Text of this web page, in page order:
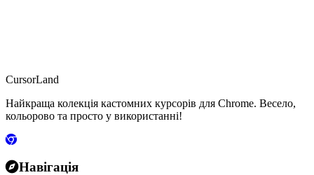
CursorLand
Найкраща колекція кастомних курсорів для Chrome. Весело,
кольорово та просто у використанні!
Навігація